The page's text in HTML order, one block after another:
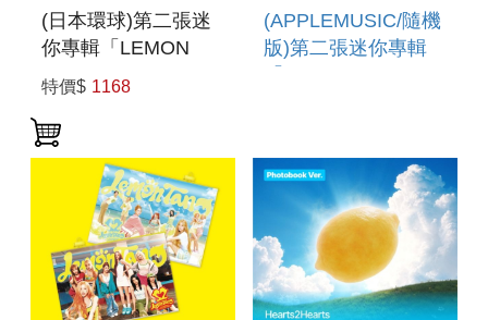
(日本環球)第二張迷
你專輯「LEMON
TANG(JAPAN
VER.)」 (日本進口
版)
特價$ 1168
(APPLEMUSIC/隨機
版)第二張迷你專輯